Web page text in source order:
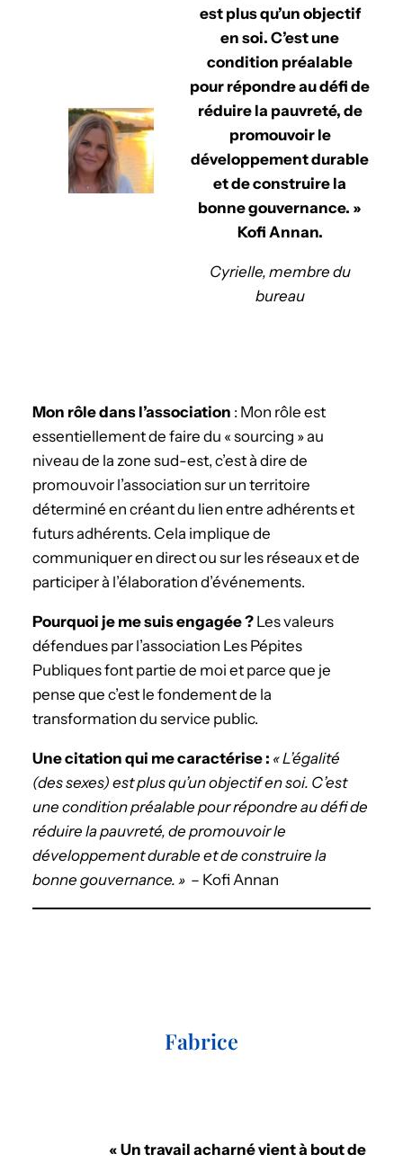
est plus qu’un objectif
en soi. C’est une
condition préalable
pour répondre au défi de
réduire la pauvreté, de
promouvoir le
développement durable
et de construire la
bonne gouvernance. »
Kofi Annan.
Cyrielle, membre du
bureau
Mon rôle dans l’association : Mon rôle est
essentiellement de faire du « sourcing » au
niveau de la zone sud-est, c’est à dire de
promouvoir l’association sur un territoire
déterminé en créant du lien entre adhérents et
futurs adhérents. Cela implique de
communiquer en direct ou sur les réseaux et de
participer à l’élaboration d’événements.
­Pourquoi je me suis engagée ? Les valeurs
défendues par l’association Les Pépites
Publiques font partie de moi et parce que je
pense que c’est le fondement de la
transformation du service public.
Une citation qui me caractérise : « L’égalité
(des sexes) est plus qu’un objectif en soi. C’est
une condition préalable pour répondre au défi de
réduire la pauvreté, de promouvoir le
développement durable et de construire la
bonne gouvernance. » – Kofi Annan
Fabrice
« Un travail acharné vient à bout de